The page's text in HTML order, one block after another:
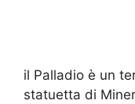
il Palladio è un
statuetta di